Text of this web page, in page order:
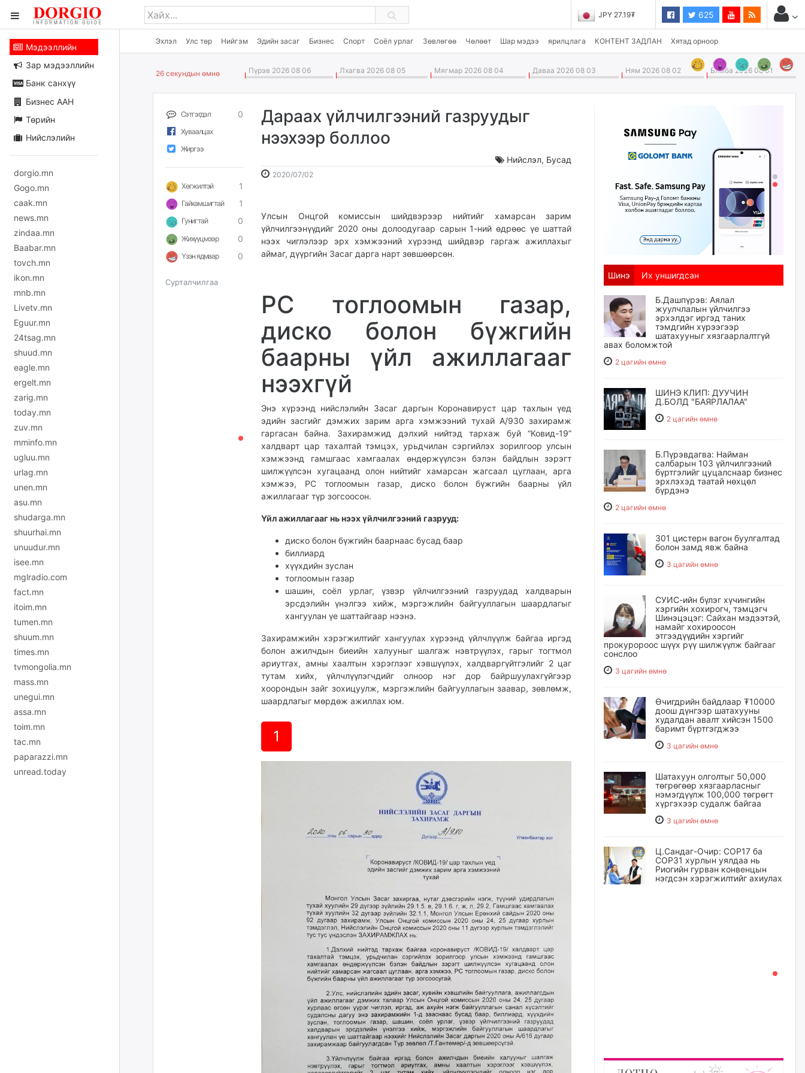
JPY 27.19₮ 625
Эхлэл Улс төр Нийгэм Эдийн засаг Бизнес Спорт Соёл урлаг Зөвлөгөө Чөлөөт Шар мэдээ ярилцлага КОНТЕНТ ЗАДЛАН Хятад орноор
Мэдээллийн
Зар мэдээллийн
Банк санхүү
Бизнес ААН
Төрийн
Нийслэлийн
dorgio.mn
Gogo.mn
caak.mn
news.mn
zindaa.mn
Baabar.mn
tovch.mn
ikon.mn
mnb.mn
Livetv.mn
Eguur.mn
24tsag.mn
shuud.mn
eagle.mn
ergelt.mn
zarig.mn
today.mn
zuv.mn
mminfo.mn
ugluu.mn
urlag.mn
unen.mn
asu.mn
shudarga.mn
shuurhai.mn
unuudur.mn
isee.mn
mglradio.com
fact.mn
itoim.mn
tumen.mn
shuum.mn
times.mn
tvmongolia.mn
mass.mn
unegui.mn
assa.mn
toim.mn
tac.mn
paparazzi.mn
unread.today
26 секундын өмнө Пүрэв 2026 08 06 Лхагва 2026 08 05 Мягмар 2026 08 04 Даваа 2026 08 03 Ням 2026 08 02 Бямба 2026 08 01
Сэтгэгдэл 0
Хуваалцах
Жиргээ
Хөгжилтэй 1
Гайхамшигтай 1
Гунигтай 0
Жихүүцмээр 0
Үзэн ядмаар 0
Сурталчилгаа
Дараах үйлчилгээний газруудыг
нээхээр боллоо
Нийслэл, Бусад
2020/07/02
11:20:48
15:44:38
Улсын Онцгой комиссын шийдвэрээр нийтийг хамарсан зарим
үйлчилгээнүүдийг 2020 оны долоодугаар сарын 1-ний өдрөөс үе шаттай
нээх чиглэлээр эрх хэмжээний хүрээнд шийдвэр гаргаж ажиллахыг
аймаг, дүүргийн Засаг дарга нарт зөвшөөрсөн.
PC тоглоомын газар,
диско болон бүжгийн
баарны үйл ажиллагааг
нээхгүй
Энэ хүрээнд нийслэлийн Засаг даргын Коронавируст цар тахлын үед
эдийн засгийг дэмжих зарим арга хэмжээний тухай А/930 захирамж
гаргасан байна. Захирамжид дэлхий нийтэд тархаж буй “Ковид-19”
халдварт цар тахалтай тэмцэх, урьдчилан сэргийлэх зорилгоор улсын
хэмжээнд гамшгаас хамгаалах өндөржүүлсэн бэлэн байдлын зэрэгт
шилжүүлсэн хугацаанд олон нийтийг хамарсан жагсаал цуглаан, арга
хэмжээ, PC тоглоомын газар, диско болон бүжгийн баарны үйл
ажиллагааг түр зогсоосон.
Үйл ажиллагааг нь нээх үйлчилгээний газрууд:
диско болон бүжгийн баарнаас бусад баар
биллиард
хүүхдийн зуслан
тоглоомын газар
шашин, соёл урлаг, үзвэр үйлчилгээний газруудад халдварын
эрсдэлийн үнэлгээ хийж, мэргэжлийн байгууллагын шаардлагыг
хангуулан үе шаттайгаар нээнэ.
Захирамжийн хэрэгжилтийг хангуулах хүрээнд үйлчлүүлж байгаа иргэд
болон ажилчдын биеийн халууныг шалгаж нэвтрүүлэх, гарыг тогтмол
ариутгах, амны хаалтын хэрэглээг хэвшүүлэх, халдваргүйтгэлийг 2 цаг
тутам хийх, үйлчлүүлэгчдийг олноор нэг дор байршуулахгүйгээр
хоорондын зайг зохицуулж, мэргэжлийн байгууллагын заавар, зөвлөмж,
шаардлагыг мөрдөж ажиллах юм.
1
Шинэ Их уншигдсан
Б.Дашпүрэв: Аялал
жуулчлалын үйлчилгээ
эрхэлдэг иргэд таних
тэмдгийн хүрээгээр
шатахууныг хязгаарлалтгүй
авах боломжтой
2 цагийн өмнө
ШИНЭ КЛИП: ДУУЧИН
Д.БОЛД "БАЯРЛАЛАА"
2 цагийн өмнө
Б.Пүрэвдагва: Найман
салбарын 103 үйлчилгээний
бүртгэлийг цуцалснаар бизнес
эрхлэхэд таатай нөхцөл
бүрдэнэ
2 цагийн өмнө
301 цистерн вагон буулгалтад
болон замд явж байна
3 цагийн өмнө
СУИС-ийн бүлэг хүчингийн
хэргийн хохирогч, тэмцэгч
Шинэцэцэг: Сайхан мэдээтэй,
намайг хохироосон
этгээдүүдийн хэргийг
прокуророос шүүх рүү шилжүүлж байгааг
сонслоо
3 цагийн өмнө
Өчигдрийн байдлаар ₮10000
доош дүнгээр шатахууны
худалдан авалт хийсэн 1500
баримт бүртгэгджээ
3 цагийн өмнө
Шатахуун олголтыг 50,000
төгрөгөөр хязгаарласныг
нэмэгдүүлж 100,000 төгрөгт
хүргэхээр судалж байгаа
3 цагийн өмнө
Ц.Сандаг-Очир: COP17 ба
COP31 хурлын уялдаа нь
Риогийн гурван конвенцын
нэгдсэн хэрэгжилтийг ахиулах
чухал алхам болно